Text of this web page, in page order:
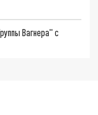
Вагнера" с